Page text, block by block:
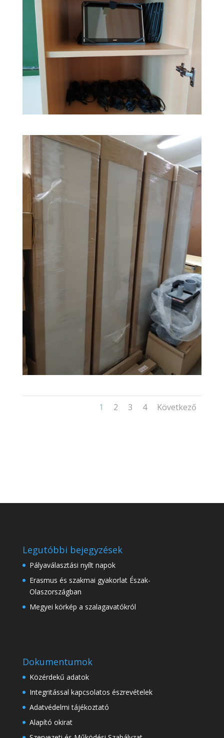
1 2 3 4 Következő
Legutóbbi bejegyzések
Pályaválasztási nyílt napok
Erasmus és szakmai gyakorlat Észak-
Olaszországban
Megyei körkép a szalagavatókról
Dokumentumok
Közérdekű adatok
Integritással kapcsolatos észrevételek
Adatvédelmi tájékoztató
Alapító okirat